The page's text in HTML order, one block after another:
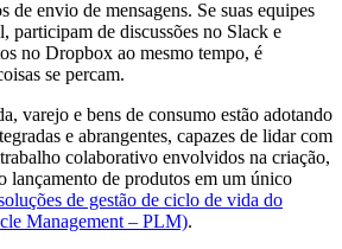
de envio de mensagens. Se suas equipes
participam de discussões no Slack e
no Dropbox ao mesmo tempo, é
se percam.
varejo e bens de consumo estão adotando
e abrangentes, capazes de lidar com
colaborativo envolvidos na criação,
lançamento de produtos em um único
de gestão de ciclo de vida do
Management – PLM).